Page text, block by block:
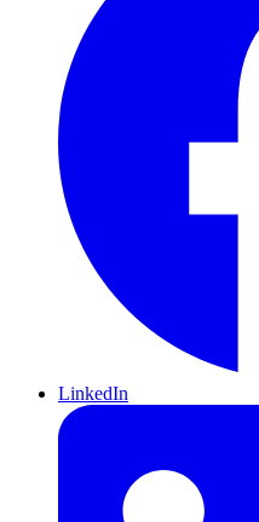
LinkedIn